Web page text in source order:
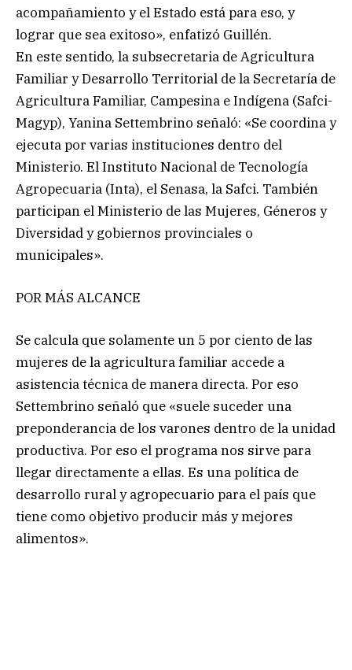
acompañamiento y el Estado está para eso, y
lograr que sea exitoso», enfatizó Guillén.
En este sentido, la subsecretaria de Agricultura
Familiar y Desarrollo Territorial de la Secretaría de
Agricultura Familiar, Campesina e Indígena (Safci-
Magyp), Yanina Settembrino señaló: «Se coordina y
ejecuta por varias instituciones dentro del
Ministerio. El Instituto Nacional de Tecnología
Agropecuaria (Inta), el Senasa, la Safci. También
participan el Ministerio de las Mujeres, Géneros y
Diversidad y gobiernos provinciales o
municipales».
POR MÁS ALCANCE
Se calcula que solamente un 5 por ciento de las
mujeres de la agricultura familiar accede a
asistencia técnica de manera directa. Por eso
Settembrino señaló que «suele suceder una
preponderancia de los varones dentro de la unidad
productiva. Por eso el programa nos sirve para
llegar directamente a ellas. Es una política de
desarrollo rural y agropecuario para el país que
tiene como objetivo producir más y mejores
alimentos».